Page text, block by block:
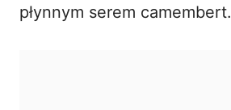
płynnym serem camembert.